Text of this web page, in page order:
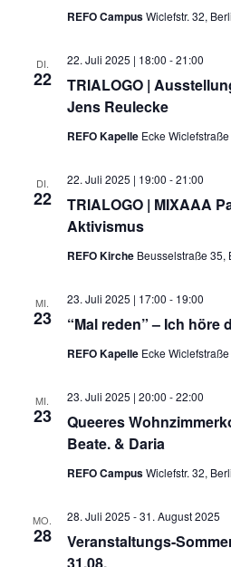
REFO CampusWiclefstr. 32,
DI.
22
TRIALOGO |
Jens Reulecke
22. Juli 2025 | 18:00 -21:00
REFO Kapelle Ecke
DI.
22
TRIALOGO | MIXAAA
Aktivismus
22. Juli 2025 | 19:00 -21:00
REFO Kirche Beusselstraße 35,
MI.
23 “Mal reden” – Ich höre
23. Juli 2025 | 17:00 - 19:00
REFO Kapelle Ecke
MI.
23
Queeres
Beate. & Daria
23. Juli 2025 | 20:00 -22:00
REFO CampusWiclefstr. 32,
MO.
28
Veranstaltungs-
31.08.
28. Juli 2025 -31. August 2025